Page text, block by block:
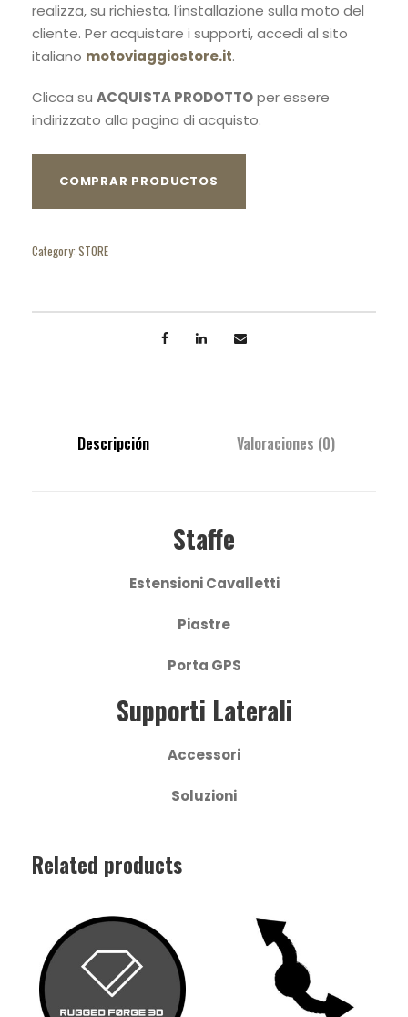
realizza, su richiesta, l’installazione sulla moto del
cliente. Per acquistare i supporti, accedi al sito
italiano motoviaggiostore.it.
Clicca su ACQUISTA PRODOTTOper essere
indirizzato alla pagina di acquisto.
COMPRAR PRODUCTOS
Category: STORE
Descripción Valoraciones (0)
Staffe
Estensioni Cavalletti
Piastre
Porta GPS
Supporti Laterali
Accessori
Soluzioni
Related products